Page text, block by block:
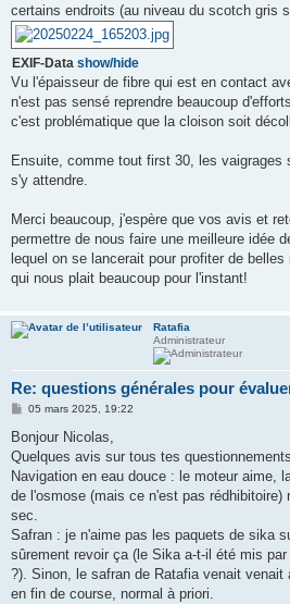
certains endroits (au niveau du scotch gris
EXIF-Data show/hide
Vu l'épaisseur de fibre qui est en contact
n'est pas sensé reprendre beaucoup
c'est problématique que la cloison soit
Ensuite, comme tout first 30, les
s'y attendre.
Merci beaucoup, j'espère que vos avis et
permettre de nous faire une meilleure idée
lequel on se lancerait pour profiter de
qui nous plait beaucoup pour l'instant!
Ratafia
Administrateur
Re: questions générales pour
M
s
a
g
05 mars 2025, 19:22
Bonjour Nicolas,
Quelques avis sur tous tes
Navigation en eau douce : le moteur aime,
de l'osmose (mais ce n'est pas
sec.
Safran : je n'aime pas les paquets de sika
sûrement revoir ça (le Sika a-t-il été mis
?). Sinon, le safran de Ratafia venait venait
en fin de course, normal à priori.